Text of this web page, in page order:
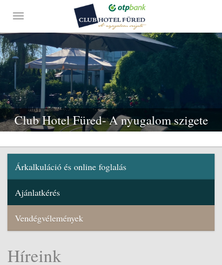
Club Hotel Füred- A nyugalom szigete
Árkalkuláció és online foglalás
Ajánlatkérés
Vendégvélemények
Híreink